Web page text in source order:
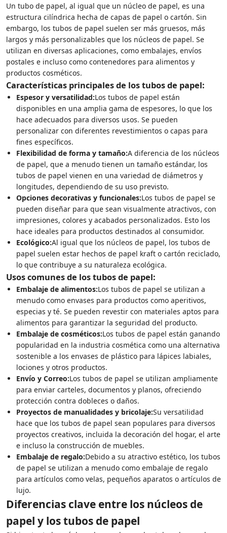
Un tubo de papel, al igual que un núcleo de papel, es una
estructura cilíndrica hecha de capas de papel o cartón. Sin
embargo, los tubos de papel suelen ser más gruesos, más
largos y más personalizables que los núcleos de papel. Se
utilizan en diversas aplicaciones, como embalajes, envíos
postales e incluso como contenedores para alimentos y
productos cosméticos.
Características principales de los tubos de papel:
Espesor y versatilidad:Los tubos de papel están
disponibles en una amplia gama de espesores, lo que los
hace adecuados para diversos usos. Se pueden
personalizar con diferentes revestimientos o capas para
fines específicos.
Flexibilidad de forma y tamaño:A diferencia de los núcleos
de papel, que a menudo tienen un tamaño estándar, los
tubos de papel vienen en una variedad de diámetros y
longitudes, dependiendo de su uso previsto.
Opciones decorativas y funcionales:Los tubos de papel se
pueden diseñar para que sean visualmente atractivos, con
impresiones, colores y acabados personalizados. Esto los
hace ideales para productos destinados al consumidor.
Ecológico:Al igual que los núcleos de papel, los tubos de
papel suelen estar hechos de papel kraft o cartón reciclado,
lo que contribuye a su naturaleza ecológica.
Usos comunes de los tubos de papel:
Embalaje de alimentos:Los tubos de papel se utilizan a
menudo como envases para productos como aperitivos,
especias y té. Se pueden revestir con materiales aptos para
alimentos para garantizar la seguridad del producto.
Embalaje de cosméticos:Los tubos de papel están ganando
popularidad en la industria cosmética como una alternativa
sostenible a los envases de plástico para lápices labiales,
lociones y otros productos.
Envío y Correo:Los tubos de papel se utilizan ampliamente
para enviar carteles, documentos y planos, ofreciendo
protección contra dobleces o daños.
Proyectos de manualidades y bricolaje:Su versatilidad
hace que los tubos de papel sean populares para diversos
proyectos creativos, incluida la decoración del hogar, el arte
e incluso la construcción de muebles.
Embalaje de regalo:Debido a su atractivo estético, los tubos
de papel se utilizan a menudo como embalaje de regalo
para artículos como velas, pequeños aparatos o artículos de
lujo.
Diferencias clave entre los núcleos de
papel y los tubos de papel